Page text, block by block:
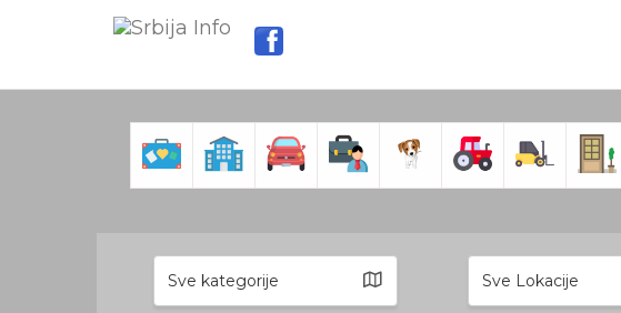
Sve kategorije Sve Lokacije